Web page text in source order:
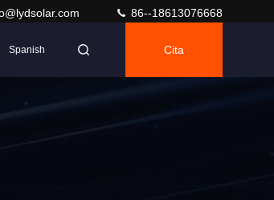
86--18613076668
Spanish Cita